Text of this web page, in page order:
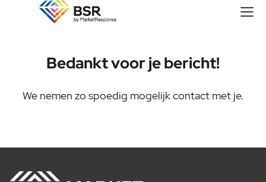
Bedankt voor je bericht!
We nemen zo spoedig mogelijk contact met je.